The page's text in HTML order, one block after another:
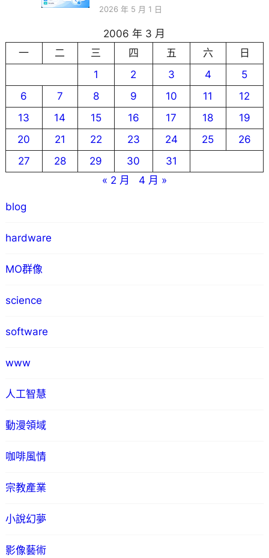
2026 年 5 月 1 日
2006 年 3 月
一
二 三 四 五 六
日
1
2 3 4
5
6
7 8 9 10 11
12
13
14 15 16 17 18
19
20
21 22 23 24 25
26
27
28 29 30
31
« 2 月
4 月 »
blog
hardware
MO群像
science
software
www
人工智慧
動漫領域
咖啡風情
宗教產業
小說幻夢
影像藝術